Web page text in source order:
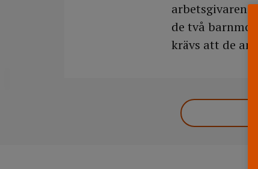
arbetsgivaren
de två
krävs att de